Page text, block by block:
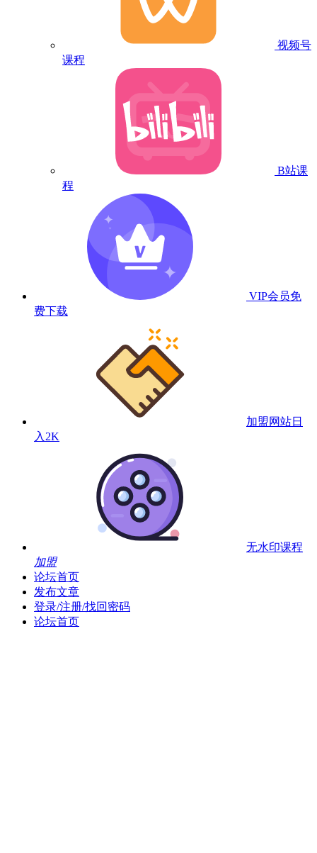
视频号
课程
B站课
程
VIP会员免
费下载
加盟网站日
入2K
无水印课程
加盟
论坛首页
发布文章
登录/注册/找回密码
论坛首页